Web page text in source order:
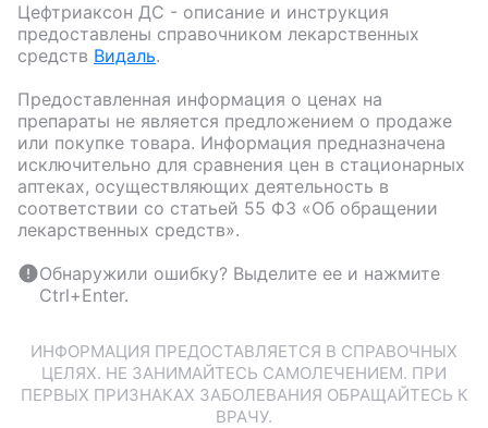
Цефтриаксон ДС - описание и инструкция
предоставлены справочником лекарственных
средств Видаль.
Предоставленная информация о ценах на
препараты не является предложением о продаже
или покупке товара. Информация предназначена
исключительно для сравнения цен в стационарных
аптеках, осуществляющих деятельность в
соответствии со статьей 55 ФЗ «Об обращении
лекарственных средств».
Обнаружили ошибку? Выделите ее и нажмите
Ctrl+Enter.
ИНФОРМАЦИЯ ПРЕДОСТАВЛЯЕТСЯ В СПРАВОЧНЫХ
ЦЕЛЯХ. НЕ ЗАНИМАЙТЕСЬ САМОЛЕЧЕНИЕМ. ПРИ
ПЕРВЫХ ПРИЗНАКАХ ЗАБОЛЕВАНИЯ ОБРАЩАЙТЕСЬ К
ВРАЧУ.